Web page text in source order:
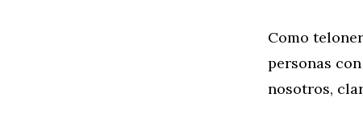
Como
personas
nosotros,